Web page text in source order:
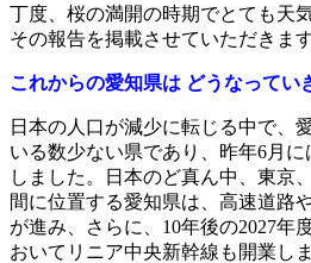
丁度、桜の満開の時期でとても天
その報告を掲載させていただきます
これからの愛知県は どうなってい
日本の人口が減少に転じる中で、
いる数少ない県であり、昨年6月
しました。日本のど真ん中、東京
間に位置する愛知県は、高速道路
が進み、さらに、10年後の2027年
おいてリニア中央新幹線も開業しま